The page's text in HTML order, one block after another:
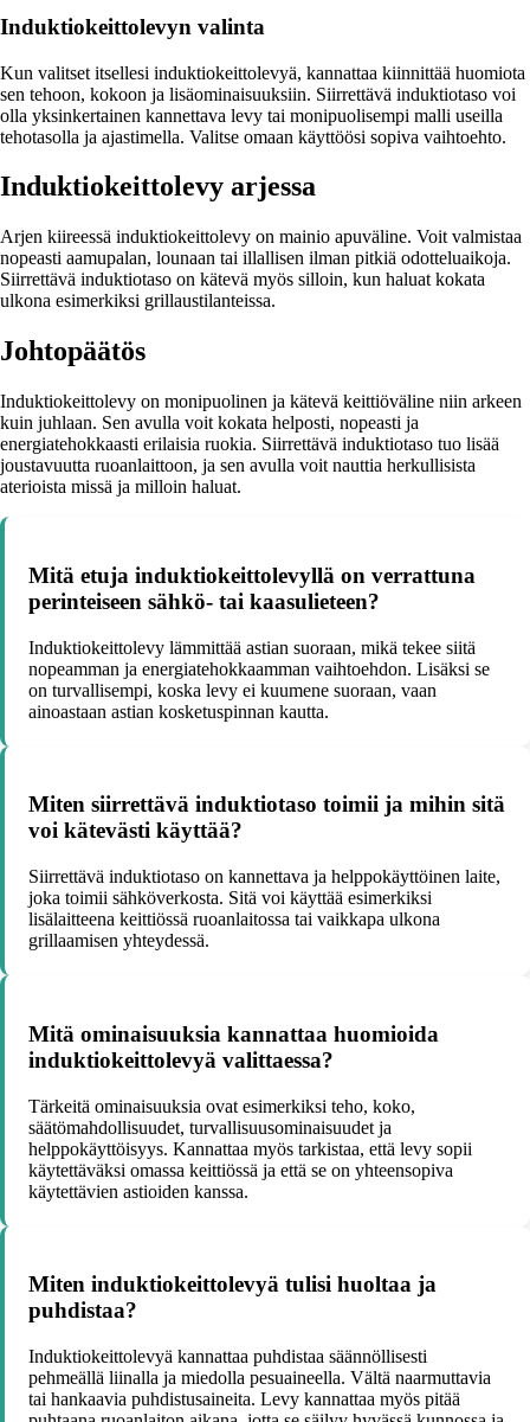
Induktiokeittolevyn valinta
Kun valitset itsellesi induktiokeittolevyä, kannattaa kiinnittää huomiota
sen tehoon, kokoon ja lisäominaisuuksiin. Siirrettävä induktiotaso voi
olla yksinkertainen kannettava levy tai monipuolisempi malli useilla
tehotasolla ja ajastimella. Valitse omaan käyttöösi sopiva vaihtoehto.
Induktiokeittolevy arjessa
Arjen kiireessä induktiokeittolevy on mainio apuväline. Voit valmistaa
nopeasti aamupalan, lounaan tai illallisen ilman pitkiä odotteluaikoja.
Siirrettävä induktiotaso on kätevä myös silloin, kun haluat kokata
ulkona esimerkiksi grillaustilanteissa.
Johtopäätös
Induktiokeittolevy on monipuolinen ja kätevä keittiöväline niin arkeen
kuin juhlaan. Sen avulla voit kokata helposti, nopeasti ja
energiatehokkaasti erilaisia ruokia. Siirrettävä induktiotaso tuo lisää
joustavuutta ruoanlaittoon, ja sen avulla voit nauttia herkullisista
aterioista missä ja milloin haluat.
Mitä etuja induktiokeittolevyllä on verrattuna
perinteiseen sähkö- tai kaasulieteen?
Induktiokeittolevy lämmittää astian suoraan, mikä tekee siitä
nopeamman ja energiatehokkaamman vaihtoehdon. Lisäksi se
on turvallisempi, koska levy ei kuumene suoraan, vaan
ainoastaan astian kosketuspinnan kautta.
Miten siirrettävä induktiotaso toimii ja mihin sitä
voi kätevästi käyttää?
Siirrettävä induktiotaso on kannettava ja helppokäyttöinen laite,
joka toimii sähköverkosta. Sitä voi käyttää esimerkiksi
lisälaitteena keittiössä ruoanlaitossa tai vaikkapa ulkona
grillaamisen yhteydessä.
Mitä ominaisuuksia kannattaa huomioida
induktiokeittolevyä valittaessa?
Tärkeitä ominaisuuksia ovat esimerkiksi teho, koko,
säätömahdollisuudet, turvallisuusominaisuudet ja
helppokäyttöisyys. Kannattaa myös tarkistaa, että levy sopii
käytettäväksi omassa keittiössä ja että se on yhteensopiva
käytettävien astioiden kanssa.
Miten induktiokeittolevyä tulisi huoltaa ja
puhdistaa?
Induktiokeittolevyä kannattaa puhdistaa säännöllisesti
pehmeällä liinalla ja miedolla pesuaineella. Vältä naarmuttavia
tai hankaavia puhdistusaineita. Levy kannattaa myös pitää